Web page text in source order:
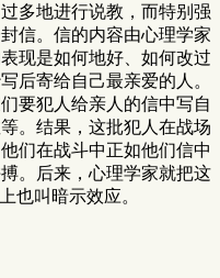
多地进行说教，而特别强
信。信的内容由心理学家
现是如何地好、如何改过
后寄给自己最亲爱的人。
要犯人给亲人的信中写自
。结果，这批犯人在战场
们在战斗中正如他们信中
。后来，心理学家就把这
也叫暗示效应。